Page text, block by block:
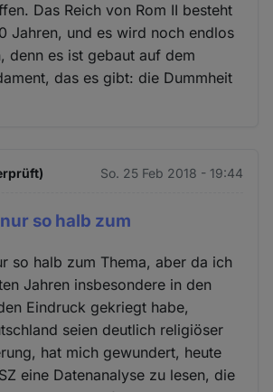
Das Reich von Rom II besteht
Jahren, und es wird noch endlos
denn es ist gebaut auf dem
das es gibt: die Dummheit
So. 25 Feb 2018 - 19:44
so halb zum
so halb zum Thema, aber da ich
Jahren insbesondere in den
Eindruck gekriegt habe,
seien deutlich religiöser
hat mich gewundert, heute
eine Datenanalyse zu lesen, die